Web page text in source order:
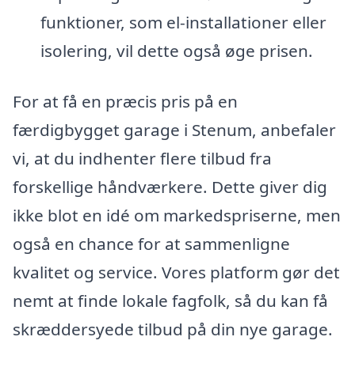
funktioner, som el-installationer eller
isolering, vil dette også øge prisen.
For at få en præcis pris på en
færdigbygget garage i Stenum, anbefaler
vi, at du indhenter flere tilbud fra
forskellige håndværkere. Dette giver dig
ikke blot en idé om markedspriserne, men
også en chance for at sammenligne
kvalitet og service. Vores platform gør det
nemt at finde lokale fagfolk, så du kan få
skræddersyede tilbud på din nye garage.